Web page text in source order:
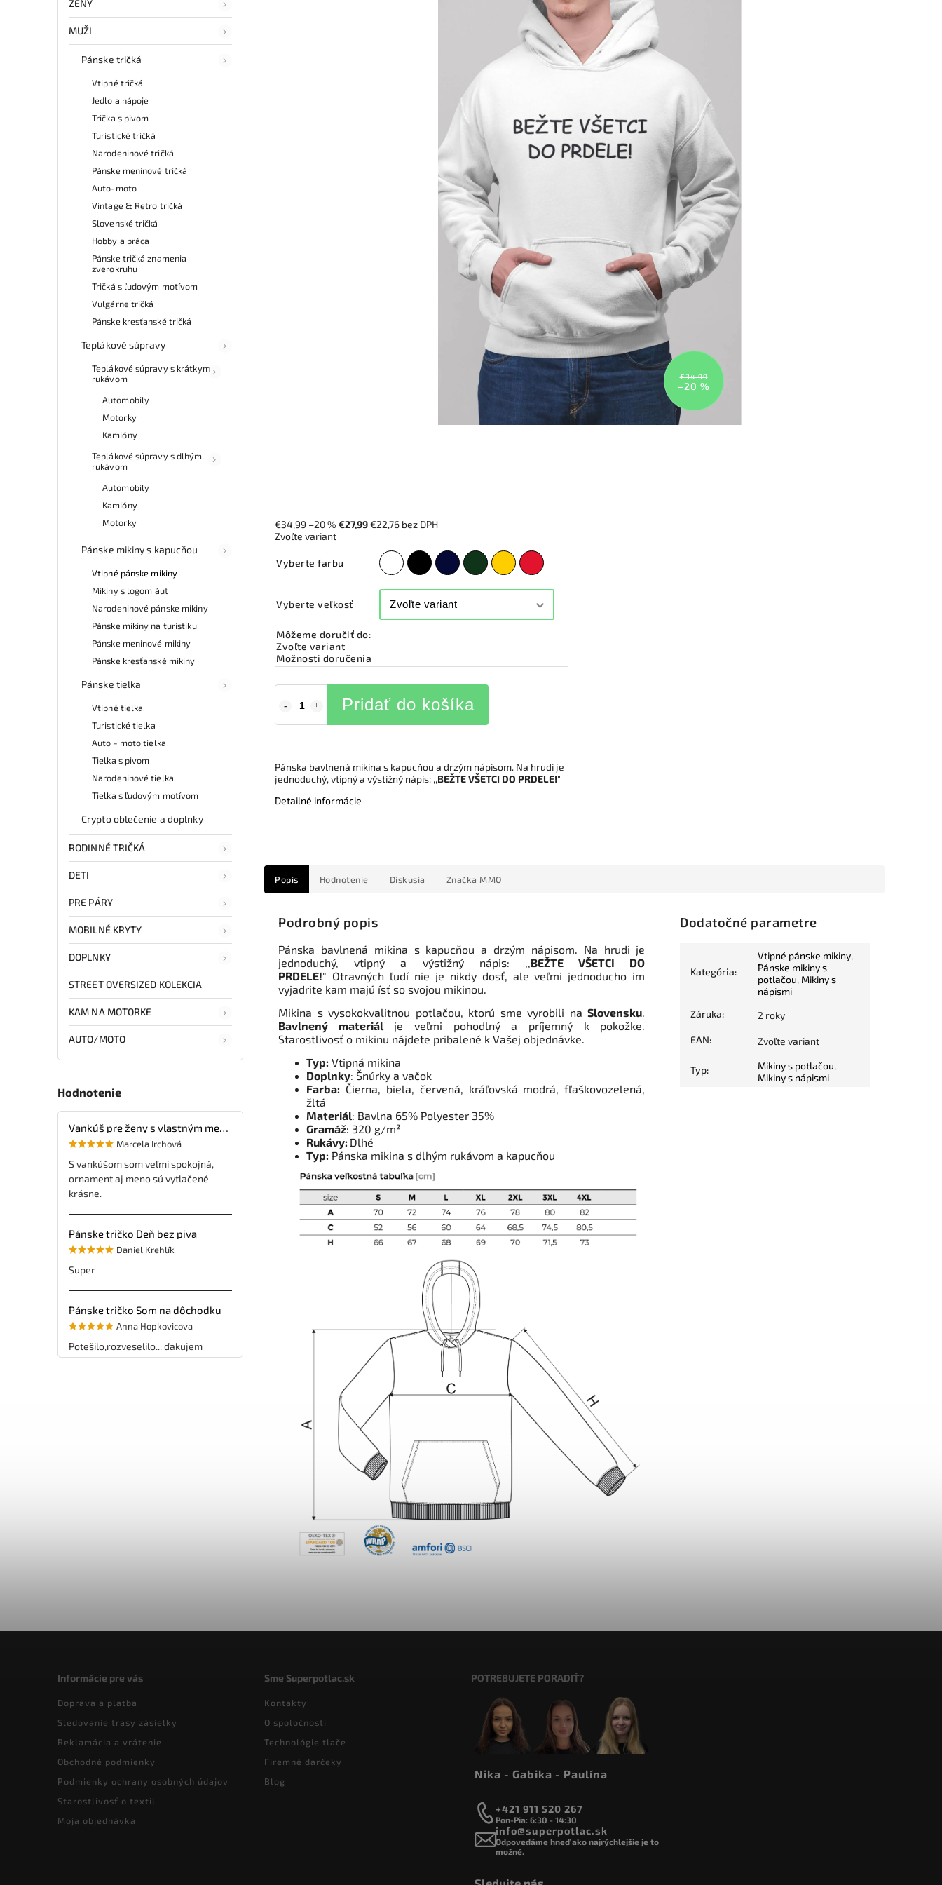
ŽENY
MUŽI
Pánske tričká
Vtipné tričká
Jedlo a nápoje
Trička s pivom
Turistické tričká
Narodeninové tričká
Pánske meninové tričká
Auto-moto
Vintage & Retro tričká
Slovenské tričká
Hobby a práca
Pánske tričká znamenia
zverokruhu
Tričká s ľudovým motívom
Vulgárne tričká
Pánske kresťanské tričká
Teplákové súpravy
Teplákové súpravy s krátkym
rukávom
Automobily
Motorky
Kamióny
Teplákové súpravy s dlhým
rukávom
Automobily
Kamióny
Motorky
Pánske mikiny s kapucňou
Vtipné pánske mikiny
Mikiny s logom áut
Narodeninové pánske mikiny
Pánske mikiny na turistiku
Pánske meninové mikiny
Pánske kresťanské mikiny
Pánske tielka
Vtipné tielka
Turistické tielka
Auto - moto tielka
Tielka s pivom
Narodeninové tielka
Tielka s ľudovým motívom
Crypto oblečenie a doplnky
RODINNÉ TRIČKÁ
DETI
PRE PÁRY
MOBILNÉ KRYTY
DOPLNKY
STREET OVERSIZED KOLEKCIA
KAM NA MOTORKE
AUTO/MOTO
Hodnotenie
Marcela Irchová
S vankúšom som veľmi spokojná,
ornament aj meno sú vytlačené
krásne.
Pánske tričko Deň bez piva
Daniel Krehlík
Super
Pánske tričko Som na dôchodku
Anna Hopkovicova
Potešilo,rozveselilo... ďakujem
€34,99
–20 %
€34,99 –20 % €27,99€22,76 bez DPH
Zvoľte variant
Vyberte farbu
Vyberte veľkosť
Môžeme doručiť do:
Zvoľte variant
Možnosti doručenia
Pridať do košíka
Pánska bavlnená mikina s kapucňou a drzým nápisom. Na hrudi je
jednoduchý, vtipný a výstižný nápis: ,,BEŽTE VŠETCI DO PRDELE!"
Detailné informácie
Popis Hodnotenie Diskusia Značka MMO
Podrobný popis
Pánska bavlnená mikina s kapucňou a drzým nápisom. Na hrudi je
jednoduchý, vtipný a výstižný nápis: ,,BEŽTE VŠETCI DO
PRDELE!" Otravných ľudí nie je nikdy dosť, ale veľmi jednoducho im
vyjadrite kam majú ísť so svojou mikinou.
Mikina s vysokokvalitnou potlačou, ktorú sme vyrobili naSlovensku.
Bavlnený materiálje veľmi pohodlný a príjemný k pokožke.
Starostlivosť o mikinu nájdete pribalené k Vašej objednávke.
Typ: Vtipná mikina
Doplnky: Šnúrky a vačok
Farba: Čierna, biela, červená, kráľovská modrá, fľaškovozelená,
žltá
Materiál: Bavlna 65% Polyester 35%
Gramáž: 320 g/m²
Rukávy: Dlhé
Typ: Pánska mikina s dlhým rukávom a kapucňou
Dodatočné parametre
Kategória:
Vtipné pánske mikiny,
Pánske mikiny s
potlačou, Mikiny s
nápismi
Záruka: 2 roky
EAN: Zvoľte variant
Typ: Mikiny s potlačou,
Mikiny s nápismi
Informácie pre vás
Doprava a platba
Sledovanie trasy zásielky
Reklamácia a vrátenie
Obchodné podmienky
Podmienky ochrany osobných údajov
Starostlivosť o textil
Moja objednávka
Sme Superpotlac.sk
Kontakty
O spoločnosti
Technológie tlače
Firemné darčeky
Blog
POTREBUJETE PORADIŤ?
Nika - Gabika - Paulína
+421 911 520 267
Pon-Pia: 6:30 - 14:30
info@superpotlac.sk
Odpovedáme hneď ako najrýchlejšie je to
možné.